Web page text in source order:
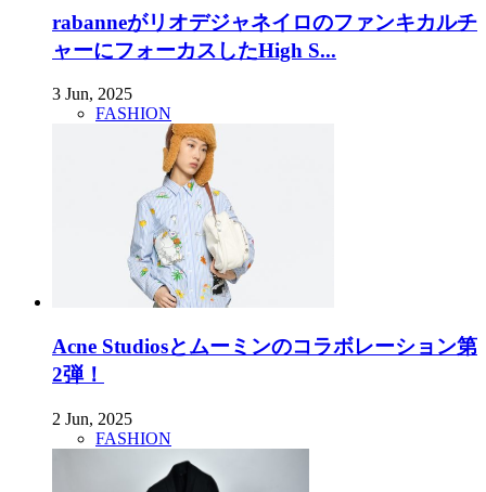
rabanneがリオデジャネイロのファンキカルチ
ャーにフォーカスしたHigh S...
3 Jun, 2025
FASHION
Acne Studiosとムーミンのコラボレーション第
2弾！
2 Jun, 2025
FASHION